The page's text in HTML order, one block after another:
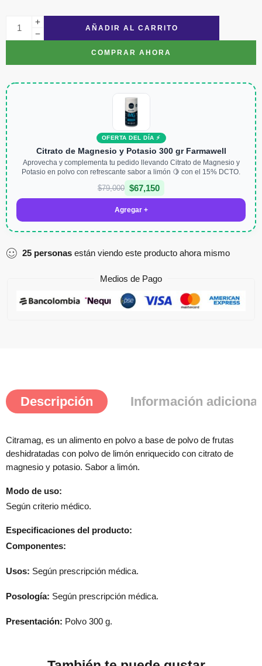
AÑADIR AL CARRITO
COMPRAR AHORA
OFERTA DEL DÍA ⚡
Citrato de Magnesio y Potasio 300 gr Farmawell
Aprovecha y complementa tu pedido llevando Citrato de Magnesio y
Potasio en polvo con refrescante sabor a limón 🍋 con el 15% DCTO.
$79,000 $67,150
Agregar +
25 personas están viendo este producto ahora mismo
Medios de Pago
Descripción Información adicional
Citramag, es un alimento en polvo a base de polvo de frutas
deshidratadas con polvo de limón enriquecido con citrato de
magnesio y potasio. Sabor a limón.
Modo de uso:
Según criterio médico.
Especificaciones del producto:
Componentes:
Usos: Según prescripción médica.
Posología: Según prescripción médica.
Presentación: Polvo 300 g.